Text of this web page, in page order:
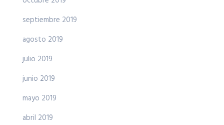
septiembre 2019
agosto 2019
julio 2019
junio 2019
mayo 2019
abril 2019